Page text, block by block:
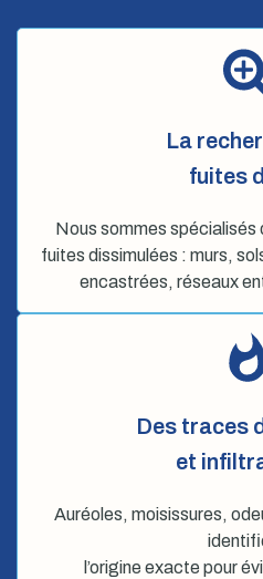
La
fuites
Nous sommes spécialisés
fuites dissimulées : murs,
encastrées, réseaux
Des traces
et
Auréoles, moisissures,
l’origine exacte pour